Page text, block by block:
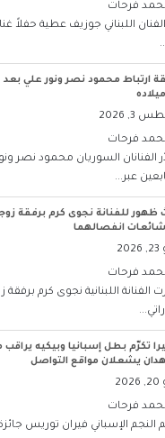
فرحات
اللبناني جوزيف عطية حفلاً
ارتباط محمود نصر ونور علي
3, 2026
فرحات
الفنانان السوريان محمود نصر
عبر...
ظهور للفنانة نجوى كرم برفقة
انفصالهما
فرحات
الفنانة اللبنانية نجوى كرم
تكرّم بطل إسبانيا وبيكيه يراقب
يشعلان مواقع التواصل
فرحات
النجم الإسباني فيران توريس